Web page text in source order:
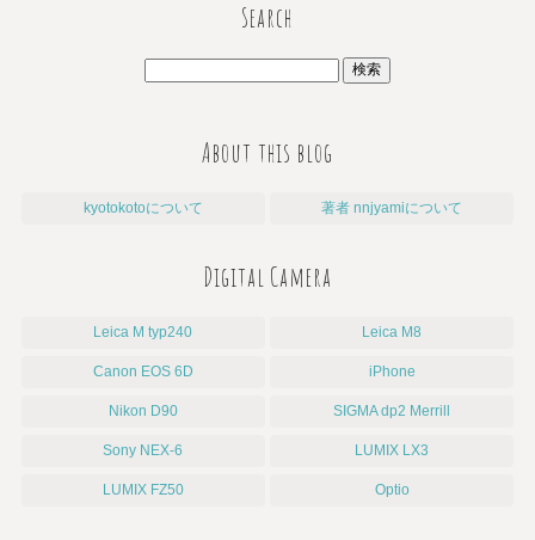
Search
About this blog
kyotokotoについて 著者 nnjyamiについて
Digital Camera
Leica M typ240 Leica M8
Canon EOS 6D iPhone
Nikon D90 SIGMA dp2 Merrill
Sony NEX-6 LUMIX LX3
LUMIX FZ50 Optio